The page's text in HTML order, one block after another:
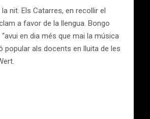
nit. Els Catarres, en recollir el
a favor de la llengua. Bongo
en dia més que mai la música
popular als docents en lluita de les